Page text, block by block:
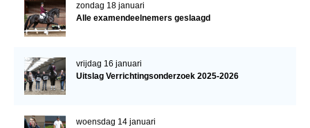
zondag 18 januari
Alle examendeelnemers geslaagd
vrijdag 16 januari
Uitslag Verrichtingsonderzoek 2025-2026
woensdag 14 januari